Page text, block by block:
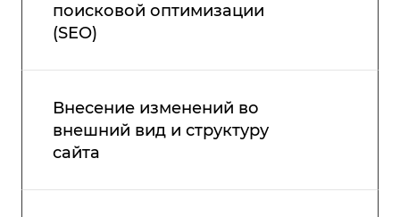
поисковой оптимизации
(SEO)
Внесение изменений во
внешний вид и структуру
сайта